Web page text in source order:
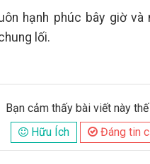
hạnh phúc bây giờ
lối.
Bạn cảm thấy bài viết này
Hữu Ích
Đáng tin